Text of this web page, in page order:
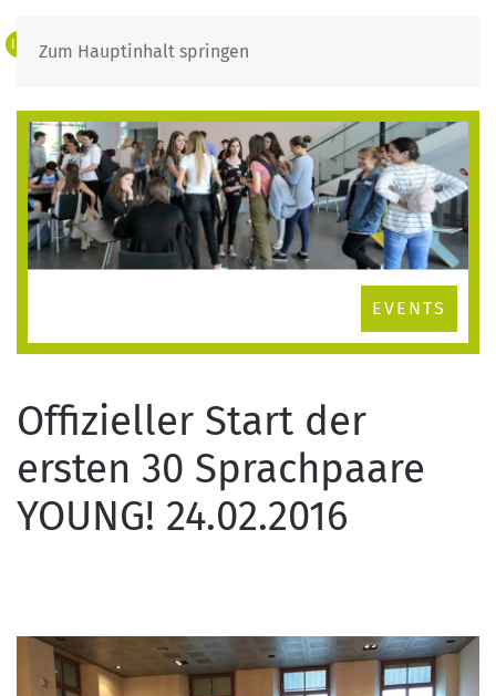
Zum Hauptinhalt springen
IT DE
EVENTS
Offizieller Start der
ersten 30 Sprachpaare
YOUNG! 24.02.2016